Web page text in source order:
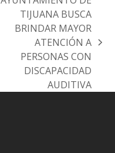
TIJUANA BUSCA
BRINDAR MAYOR
ATENCIÓN A
PERSONAS CON
DISCAPACIDAD
AUDITIVA